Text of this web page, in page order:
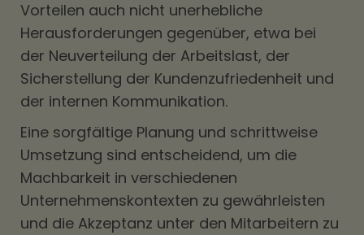
Vorteilen auch nicht unerhebliche
Herausforderungen gegenüber, etwa bei
der Neuverteilung der Arbeitslast, der
Sicherstellung der Kundenzufriedenheit und
der internen Kommunikation.
Eine sorgfältige Planung und schrittweise
Umsetzung sind entscheidend, um die
Machbarkeit in verschiedenen
Unternehmenskontexten zu gewährleisten
und die Akzeptanz unter den Mitarbeitern zu